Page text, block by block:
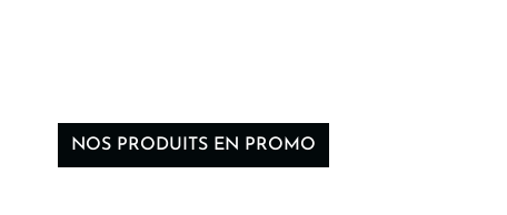
NOS PRODUITS EN PROMO